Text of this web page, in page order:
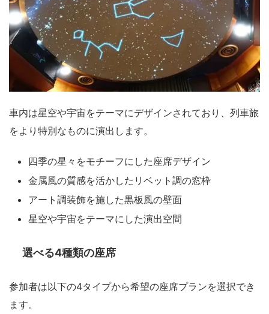
車内は星空や宇宙をテーマにデザインされており、列車旅
をより特別なものに演出します。
四季の星々をモチーフにした座席デザイン
金属風の質感を活かしたリベット調の窓枠
アート調装飾を施した黒板風の壁面
星空や宇宙をテーマにした演出空間
選べる4種類の座席
参加者は以下の4タイプから希望の座席プランを選択でき
ます。